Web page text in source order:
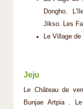
Dongho.
Jikso. Les
Le Village
Jeju
Le Château de
Bunjae Artpia .